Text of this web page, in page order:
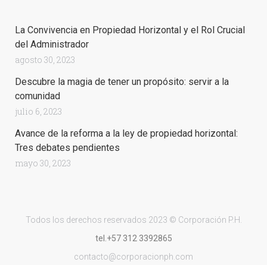
La Convivencia en Propiedad Horizontal y el Rol Crucial
del Administrador
agosto 30, 2023
Descubre la magia de tener un propósito: servir a la
comunidad
julio 6, 2023
Avance de la reforma a la ley de propiedad horizontal:
Tres debates pendientes
mayo 30, 2023
Todos los derechos reservados 2023 © Corporación P.H.
tel.+57 312 3392865
contacto@corporacionph.com